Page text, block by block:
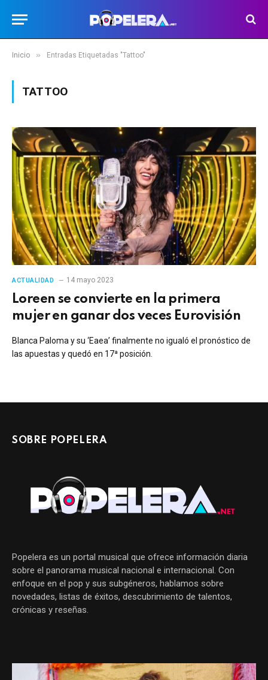
Inicio » Entradas Etiquetadas "Tattoo"
TATTOO
ACTUALIDAD 14 mayo 2023
Loreen se convierte en la primera
mujer en ganar dos veces Eurovisión
Blanca Paloma y su ‘Eaea’ finalmente no igualó el pronóstico de
las apuestas y quedó en 17ª posición.
SOBRE POPELERA
Popelera es un portal musical que ofrece información diaria
sobre el panorama musical nacional e internacional. Con
enfoque en el pop y sus subgéneros, hablamos sobre
novedades, listas de éxitos, descubrimiento de talentos,
crónicas y reseñas.